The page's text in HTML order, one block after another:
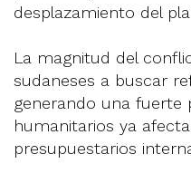
desplazamiento del
La magnitud del
sudaneses a buscar
generando una fuerte
humanitarios ya
presupuestarios